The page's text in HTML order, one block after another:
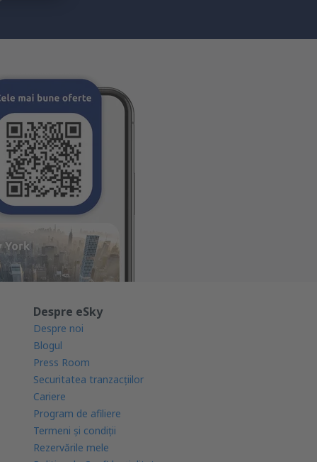
Despre eSky
Despre noi
Blogul
Press Room
Securitatea tranzacţiilor
Cariere
Program de afiliere
Termeni şi condiţii
Rezervările mele